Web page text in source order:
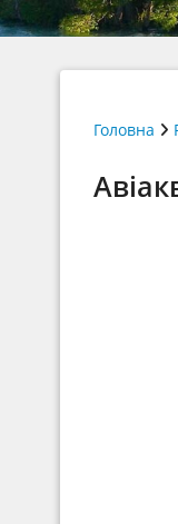
Головна